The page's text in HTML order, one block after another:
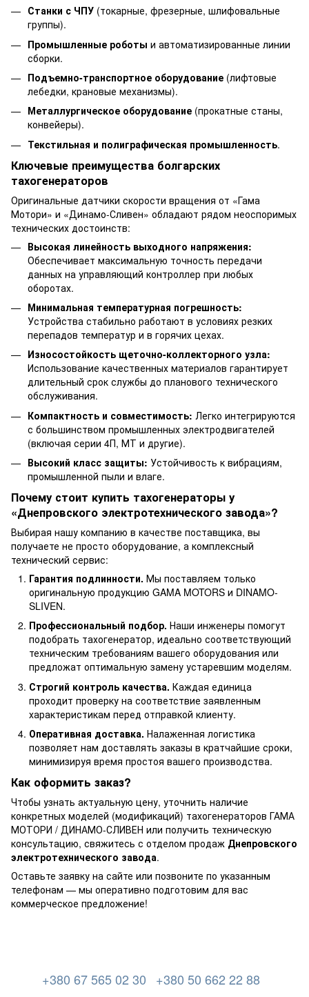
Станки с ЧПУ (токарные, фрезерные, шлифовальные
группы).
Промышленные роботы и автоматизированные линии
сборки.
Подъемно-транспортное оборудование (лифтовые
лебедки, крановые механизмы).
Металлургическое оборудование (прокатные станы,
конвейеры).
Текстильная и полиграфическая промышленность.
Ключевые преимущества болгарских
тахогенераторов
Оригинальные датчики скорости вращения от «Гама
Мотори» и «Динамо-Сливен» обладают рядом неоспоримых
технических достоинств:
Высокая линейность выходного напряжения:
Обеспечивает максимальную точность передачи
данных на управляющий контроллер при любых
оборотах.
Минимальная температурная погрешность:
Устройства стабильно работают в условиях резких
перепадов температур и в горячих цехах.
Износостойкость щеточно-коллекторного узла:
Использование качественных материалов гарантирует
длительный срок службы до планового технического
обслуживания.
Компактность и совместимость: Легко интегрируются
с большинством промышленных электродвигателей
(включая серии 4П, МТ и другие).
Высокий класс защиты: Устойчивость к вибрациям,
промышленной пыли и влаге.
Почему стоит купить тахогенераторы у
«Днепровского электротехнического завода»?
Выбирая нашу компанию в качестве поставщика, вы
получаете не просто оборудование, а комплексный
технический сервис:
Гарантия подлинности. Мы поставляем только
оригинальную продукцию GAMA MOTORS и DINAMO-
SLIVEN.
Профессиональный подбор. Наши инженеры помогут
подобрать тахогенератор, идеально соответствующий
техническим требованиям вашего оборудования или
предложат оптимальную замену устаревшим моделям.
Строгий контроль качества. Каждая единица
проходит проверку на соответствие заявленным
характеристикам перед отправкой клиенту.
Оперативная доставка. Налаженная логистика
позволяет нам доставлять заказы в кратчайшие сроки,
минимизируя время простоя вашего производства.
Как оформить заказ?
Чтобы узнать актуальную цену, уточнить наличие
конкретных моделей (модификаций) тахогенераторов ГАМА
МОТОРИ / ДИНАМО-СЛИВЕН или получить техническую
консультацию, свяжитесь с отделом продаж Днепровского
электротехнического завода.
Оставьте заявку на сайте или позвоните по указанным
телефонам — мы оперативно подготовим для вас
коммерческое предложение!
+380 67 565 02 30 +380 50 662 22 88